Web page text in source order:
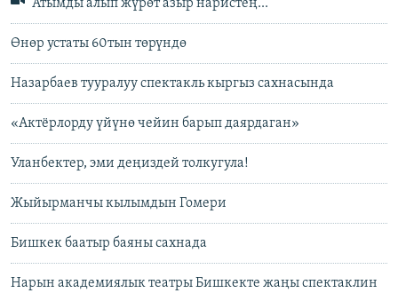
Атымды алып жүрөт азыр наристең...
Өнөр устаты 60тын төрүндө
Назарбаев тууралуу спектакль кыргыз сахнасында
«Актёрлорду үйүнө чейин барып даярдаган»
Уланбектер, эми деңиздей толкугула!
Жыйырманчы кылымдын Гомери
Бишкек баатыр баяны сахнада
Нарын академиялык театры Бишкекте жаңы спектаклин